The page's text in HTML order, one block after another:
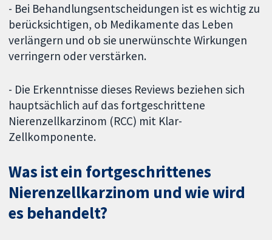
- Bei Behandlungsentscheidungen ist es wichtig zu
berücksichtigen, ob Medikamente das Leben
verlängern und ob sie unerwünschte Wirkungen
verringern oder verstärken.
- Die Erkenntnisse dieses Reviews beziehen sich
hauptsächlich auf das fortgeschrittene
Nierenzellkarzinom (RCC) mit Klar-
Zellkomponente.
Was ist ein fortgeschrittenes
Nierenzellkarzinom und wie wird
es behandelt?